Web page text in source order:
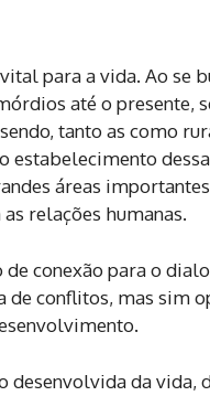
para a vida. Ao se
até o presente,
tanto as como
áreas
relações humanas.
conexão para o
conflitos, mas sim
desenvolvida da vida,